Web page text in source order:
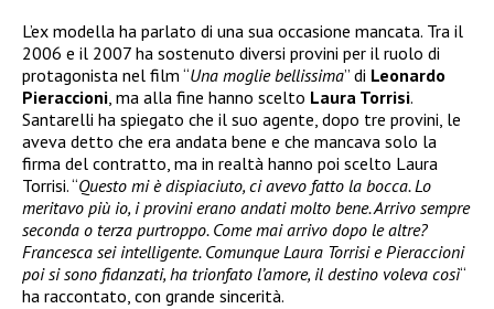
L’ex modella ha parlato di una sua occasione mancata. Tra il
2006 e il 2007 ha sostenuto diversi provini per il ruolo di
protagonista nel film “Una moglie bellissima” di Leonardo
Pieraccioni, ma alla fine hanno scelto Laura Torrisi.
Santarelli ha spiegato che il suo agente, dopo tre provini, le
aveva detto che era andata bene e che mancava solo la
firma del contratto, ma in realtà hanno poi scelto Laura
Torrisi. “Questo mi è dispiaciuto, ci avevo fatto la bocca. Lo
meritavo più io, i provini erano andati molto bene. Arrivo sempre
seconda o terza purtroppo. Come mai arrivo dopo le altre?
Francesca sei intelligente. Comunque Laura Torrisi e Pieraccioni
poi si sono fidanzati, ha trionfato l’amore, il destino voleva così“
ha raccontato, con grande sincerità.